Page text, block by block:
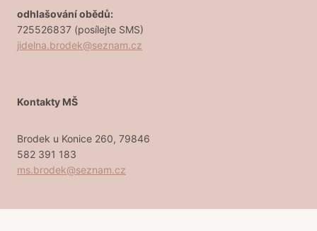
odhlašování obědů:
725526837 (posílejte SMS)
jidelna.brodek@seznam.cz
Kontakty MŠ
Brodek u Konice 260, 79846
582 391 183
ms.brodek@seznam.cz